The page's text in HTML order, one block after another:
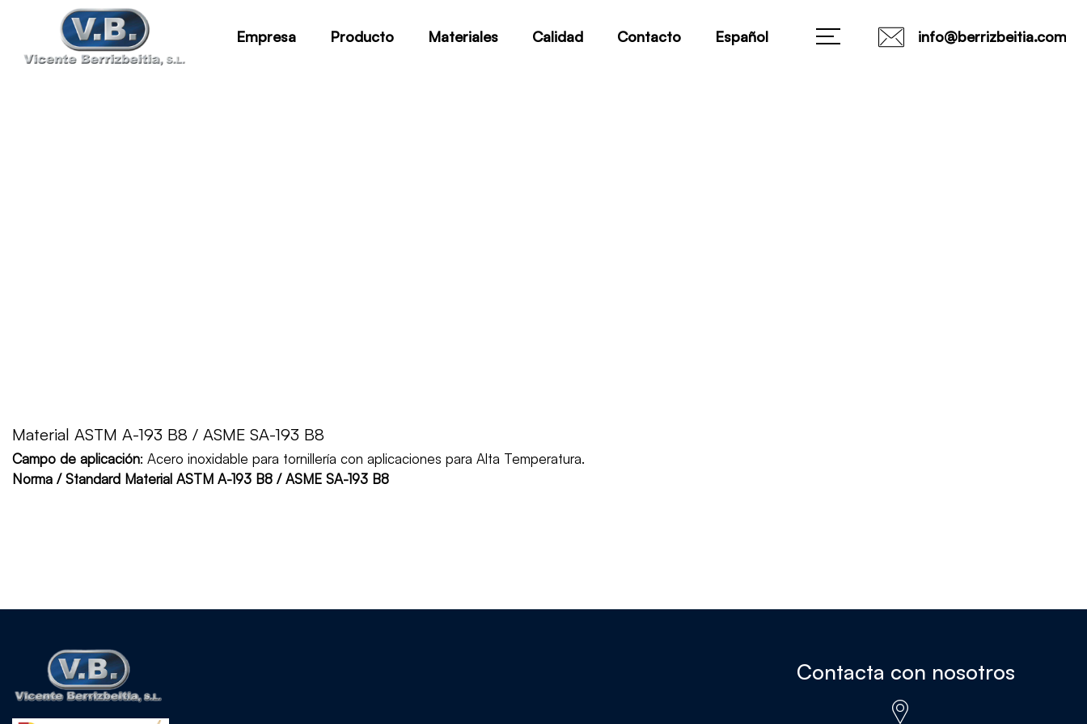
Empresa Producto Materiales Calidad Contacto Español info@berrizbeitia.com
Material ASTM A-193 B8 / ASME SA-193 B8
Campo de aplicación: Acero inoxidable para tornillería con aplicaciones para Alta Temperatura.
Norma / Standard Material ASTM A-193 B8 / ASME SA-193 B8
Contacta con nosotros